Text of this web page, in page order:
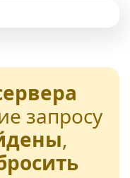
запросу
,